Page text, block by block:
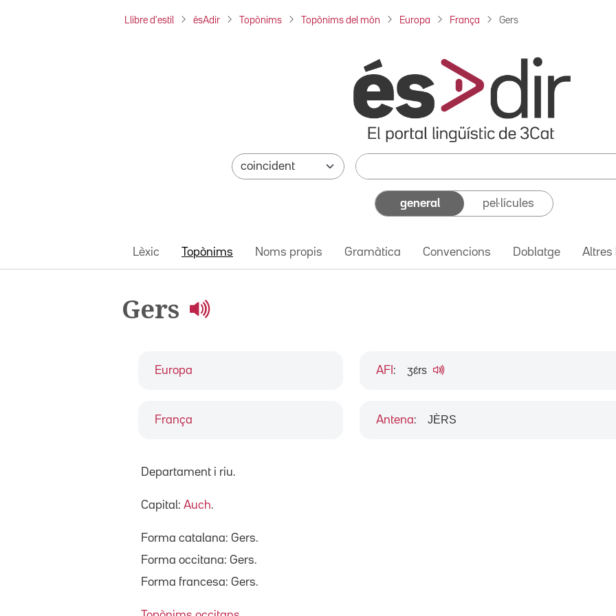
Llibre d'estil ésAdir Topònims Topònims del món Europa França Gers
general pel·lícules
Lèxic Topònims Noms propis Gramàtica Convencions Doblatge Altres
Gers
Europa
França
AFI : ʒɛ́rs
Antena: JÈRS
Departament i riu.
Capital: Auch.
Forma catalana: Gers.
Forma occitana: Gers.
Forma francesa: Gers.